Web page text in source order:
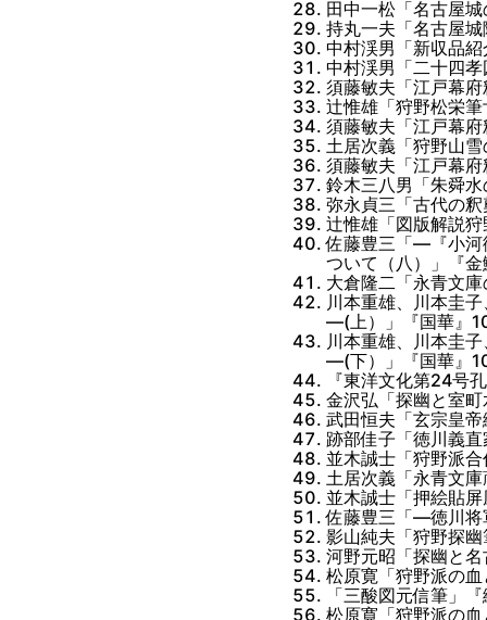
田中一松「名古屋
持丸一夫「名古屋
中村渓男「新収品
中村渓男「二十四
須藤敏夫「江戸幕
辻惟雄「狩野松栄
須藤敏夫「江戸幕
土居次義「狩野山
須藤敏夫「江戸幕
鈴木三八男「朱舜
弥永貞三「古代の
辻惟雄「図版解説
佐藤豊三「―『小河
ついて（八）」『
大倉隆二「永青文
川本重雄、川本圭
―(上）」『国華』
川本重雄、川本圭
―(下）」『国華』
『東洋文化第24号
金沢弘「探幽と室
武田恒夫「玄宗皇
跡部佳子「徳川義
並木誠士「狩野派
土居次義「永青文
並木誠士「押絵貼
佐藤豊三「―徳川将
影山純夫「狩野探
河野元昭「探幽と
松原寛「狩野派の
「三酸図元信筆」
松原寛「狩野派の